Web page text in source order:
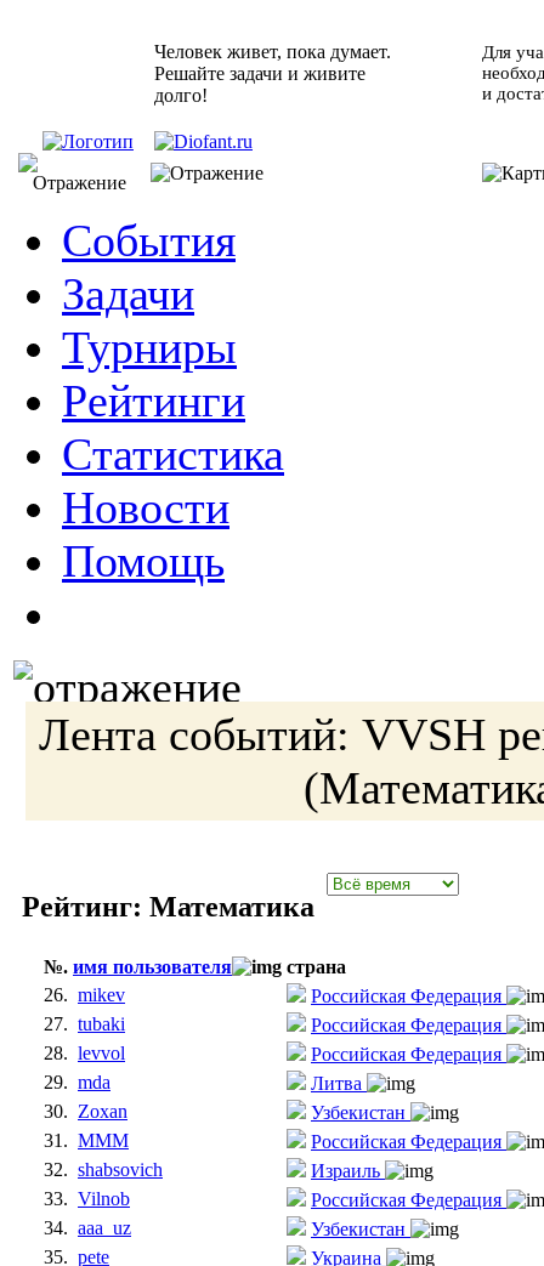
Человек живет, пока думает.
Решайте задачи и живите
долго!
Для
и
События
Задачи
Турниры
Рейтинги
Статистика
Новости
Помощь
Лента событий: VVSH
Рейтинг: Математика
№. имя пользователя
страна
26. mikev
Российская Федерация
27. tubaki
Российская Федерация
28. levvol
Российская Федерация
29. mda
Литва
30. Zoxan
Узбекистан
31. MMM
Российская Федерация
32. shabsovich
Израиль
33. Vilnob
Российская Федерация
34. aaa_uz
Узбекистан
35. pete
Украина